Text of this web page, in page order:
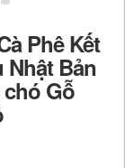
Phê Kết
Bản
Gỗ